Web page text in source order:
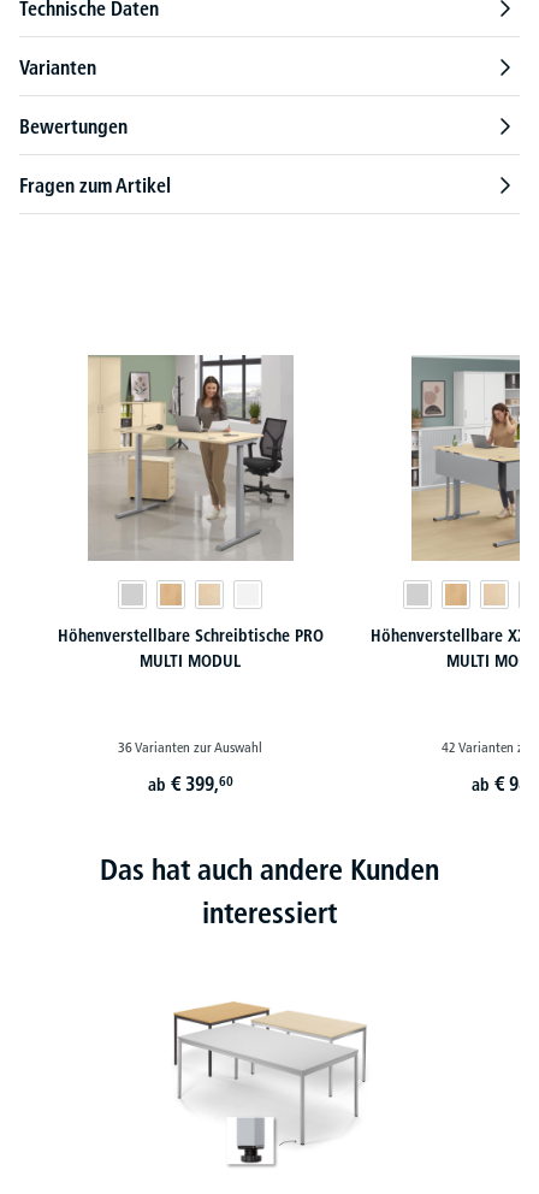
Technische Daten
Varianten
Bewertungen
Fragen zum Artikel
Höhenverstellbare Schreibtische PRO
MULTI MODUL
36 Varianten zur Auswahl
ab € 399,60
Höhenverstellbare
MULTI
42 Varianten zur
ab €
Das hat auch andere Kunden
interessiert